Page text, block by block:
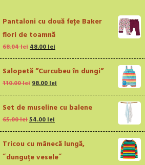
Pantaloni cu două fețe Baker
flori de toamnă
68.04leiPrețul
inițial
a
fost:
68.04 lei.
48.00leiPrețul
curent
este:
48.00 lei.
Salopetă ”Curcubeu în dungi”
110.00leiPrețul
inițial
a
fost:
110.00 lei.
98.00leiPrețul
curent
este:
98.00 lei.
Set de museline cu balene
65.00leiPrețul
inițial
a
fost:
65.00 lei.
54.00leiPrețul
curent
este:
54.00 lei.
Tricou cu mânecă lungă,
˝dunguțe vesele˝